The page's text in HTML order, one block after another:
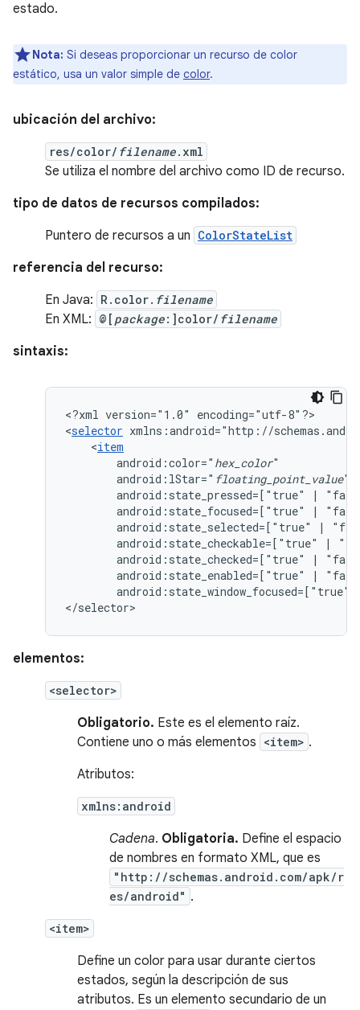
estado.
Nota: Si deseas proporcionar un recurso de color
estático, usa un valor simple de color.
ubicación del archivo:
res/color/ filename.xml
Se utiliza el nombre del archivo como ID de recurso.
tipo de datos de recursos compilados:
Puntero de recursos a un ColorStateList
referencia del recurso:
En Java: R.color. filename
En XML: @[ package:]color/ filename
sintaxis:
<?xml version="1.0"
encoding="utf-8"?>
<selector xmlns:android="http://
<item
android:color=" hex_color
android:lStar=" floating_point_value
android:state_pressed=["true"
|
android:state_focused=["true"
|
android:state_selected=["true"
|
android:state_checkable=["true"
|
android:state_checked=["true"
|
android:state_enabled=["true"
|
android:state_window_focused=["true"
</selector>
elementos:
<selector>
Obligatorio. Este es el elemento raíz.
Contiene uno o más elementos <item> .
Atributos:
xmlns:android
Cadena. Obligatoria. Define el espacio
de nombres en formato XML, que es
"http://schemas.android.com/apk/r
es/android" .
<item>
Define un color para usar durante ciertos
estados, según la descripción de sus
atributos. Es un elemento secundario de un